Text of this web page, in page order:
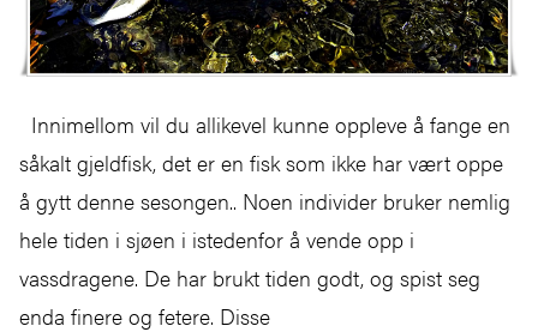
Innimellom vil du allikevel kunne oppleve å fange en
såkalt gjeldfisk, det er en fisk som ikke har vært oppe
å gytt denne sesongen.. Noen individer bruker nemlig
hele tiden i sjøen i istedenfor å vende opp i
vassdragene. De har brukt tiden godt, og spist seg
enda finere og fetere. Disse